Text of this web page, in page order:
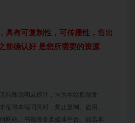
具有可复制性，可传播性，售出
前确认好 是您所需要的资源
特殊说明或标注，均为本站原创发
征得本站同意时，禁止复制、盗用、
网站、书籍等各类媒体平台。如若本